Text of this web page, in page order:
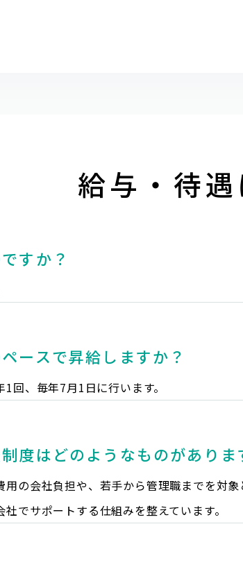
給与・待
すか？
ースで昇給しますか？
回、毎年7月1日に行います。
度はどのようなものがありま
用の会社負担や、若手から管理職までを対
でサポートする仕組みを整えています。